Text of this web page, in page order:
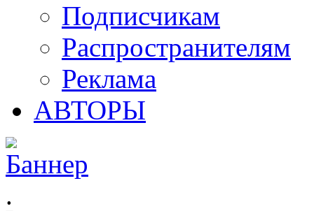
Подписчикам
Распространителям
Реклама
АВТОРЫ
.